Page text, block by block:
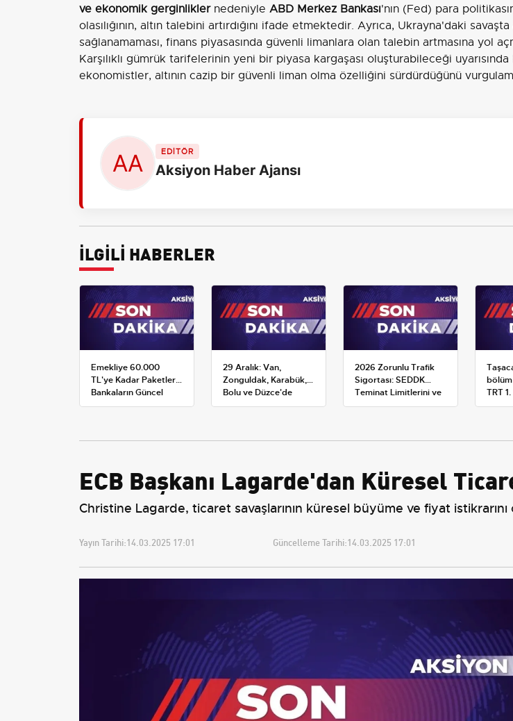
ve ekonomik gerginliklernedeniyle ABD Merkez Bankası'nın (Fed) para
olasılığının, altın talebini artırdığını ifade etmektedir. Ayrıca, Ukrayna'daki
sağlanamaması, finans piyasasında güvenli limanlara olan talebin artmasına yol
Karşılıklı gümrük tarifelerinin yeni bir piyasa kargaşası oluşturabileceği uyarısında
ekonomistler, altının cazip bir güvenli liman olma özelliğini sürdürdüğünü
EDİTÖR
Aksiyon Haber Ajansı
İLGİLİ HABERLER
Emekliye 60.000
TL'ye Kadar Paketler:
Bankaların Güncel
Promosyon ve Ek
29 Aralık: Van,
Zonguldak, Karabük,
Bolu ve Düzce'de
okullar tatil —
2026 Zorunlu Trafik
Sigortası: SEDDK
Teminat Limitlerini ve
Çoklu Araç Tarifesini
TRT
ECB Başkanı Lagarde'dan Küresel
Christine Lagarde, ticaret savaşlarının küresel büyüme ve fiyat
Yayın Tarihi:14.03.2025 17:01 Güncelleme Tarihi:14.03.2025 17:01